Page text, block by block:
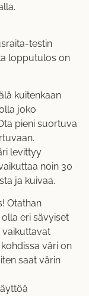
testin
lopputulos on
kuitenkaan
joko
pieni suortuva
levittyy
noin 30
ja kuivaa.
Otathan
eri sävyiset
vaikuttavat
väri on
saat värin